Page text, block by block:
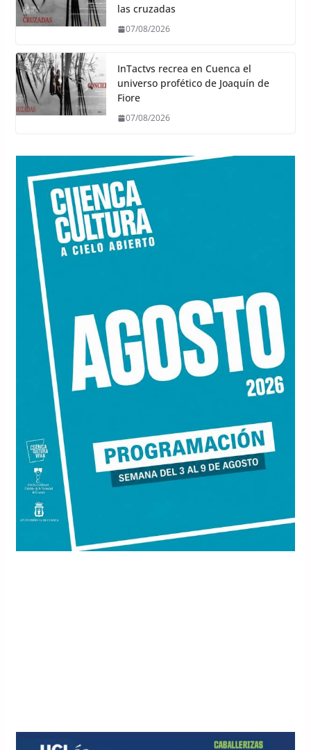
las cruzadas
07/08/2026
InTactvs recrea en Cuenca el
universo profético de Joaquín de
Fiore
07/08/2026